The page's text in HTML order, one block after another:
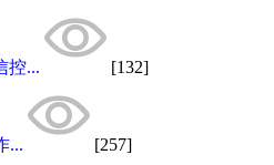
控... [132]
... [257]